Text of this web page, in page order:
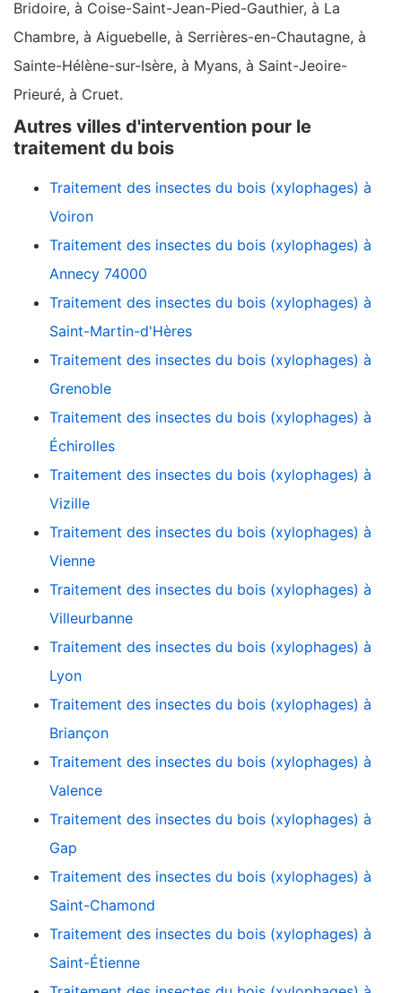
Bridoire, à Coise-Saint-Jean-Pied-Gauthier, à La
Chambre, à Aiguebelle, à Serrières-en-Chautagne, à
Sainte-Hélène-sur-Isère, à Myans, à Saint-Jeoire-
Prieuré, à Cruet.
Autres villes d'intervention pour le
traitement du bois
Traitement des insectes du bois (xylophages) à
Voiron
Traitement des insectes du bois (xylophages) à
Annecy 74000
Traitement des insectes du bois (xylophages) à
Saint-Martin-d'Hères
Traitement des insectes du bois (xylophages) à
Grenoble
Traitement des insectes du bois (xylophages) à
Échirolles
Traitement des insectes du bois (xylophages) à
Vizille
Traitement des insectes du bois (xylophages) à
Vienne
Traitement des insectes du bois (xylophages) à
Villeurbanne
Traitement des insectes du bois (xylophages) à
Lyon
Traitement des insectes du bois (xylophages) à
Briançon
Traitement des insectes du bois (xylophages) à
Valence
Traitement des insectes du bois (xylophages) à
Gap
Traitement des insectes du bois (xylophages) à
Saint-Chamond
Traitement des insectes du bois (xylophages) à
Saint-Étienne